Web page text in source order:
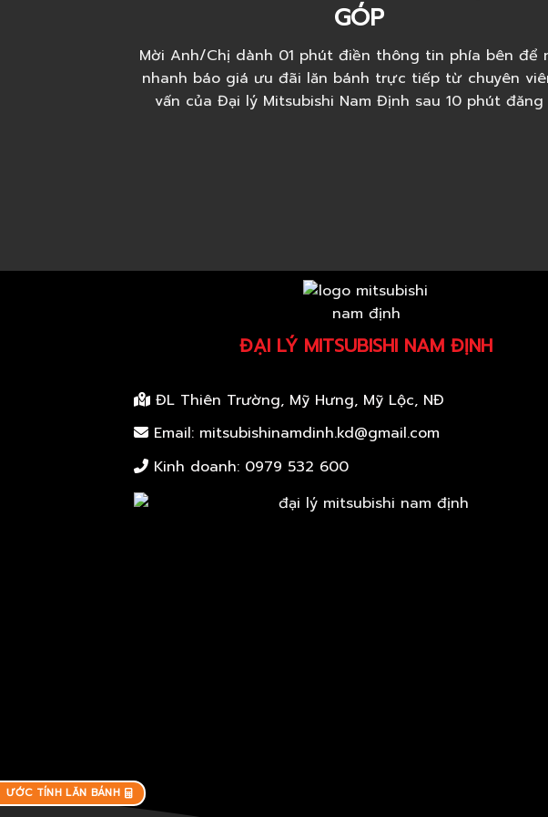
GÓP
Mời Anh/Chị dành 01 phút điền thông tin phía bên để
nhanh báo giá ưu đãi lăn bánh trực tiếp từ chuyên
vấn của Đại lý Mitsubishi Nam Định sau 10 phút đăng
ĐẠI LÝ MITSUBISHI NAM ĐỊNH
ĐL Thiên Trường, Mỹ Hưng, Mỹ Lộc, NĐ
Email: mitsubishinamdinh.kd@gmail.com
Kinh doanh: 0979 532 600
ƯỚC TÍNH LĂN BÁNH